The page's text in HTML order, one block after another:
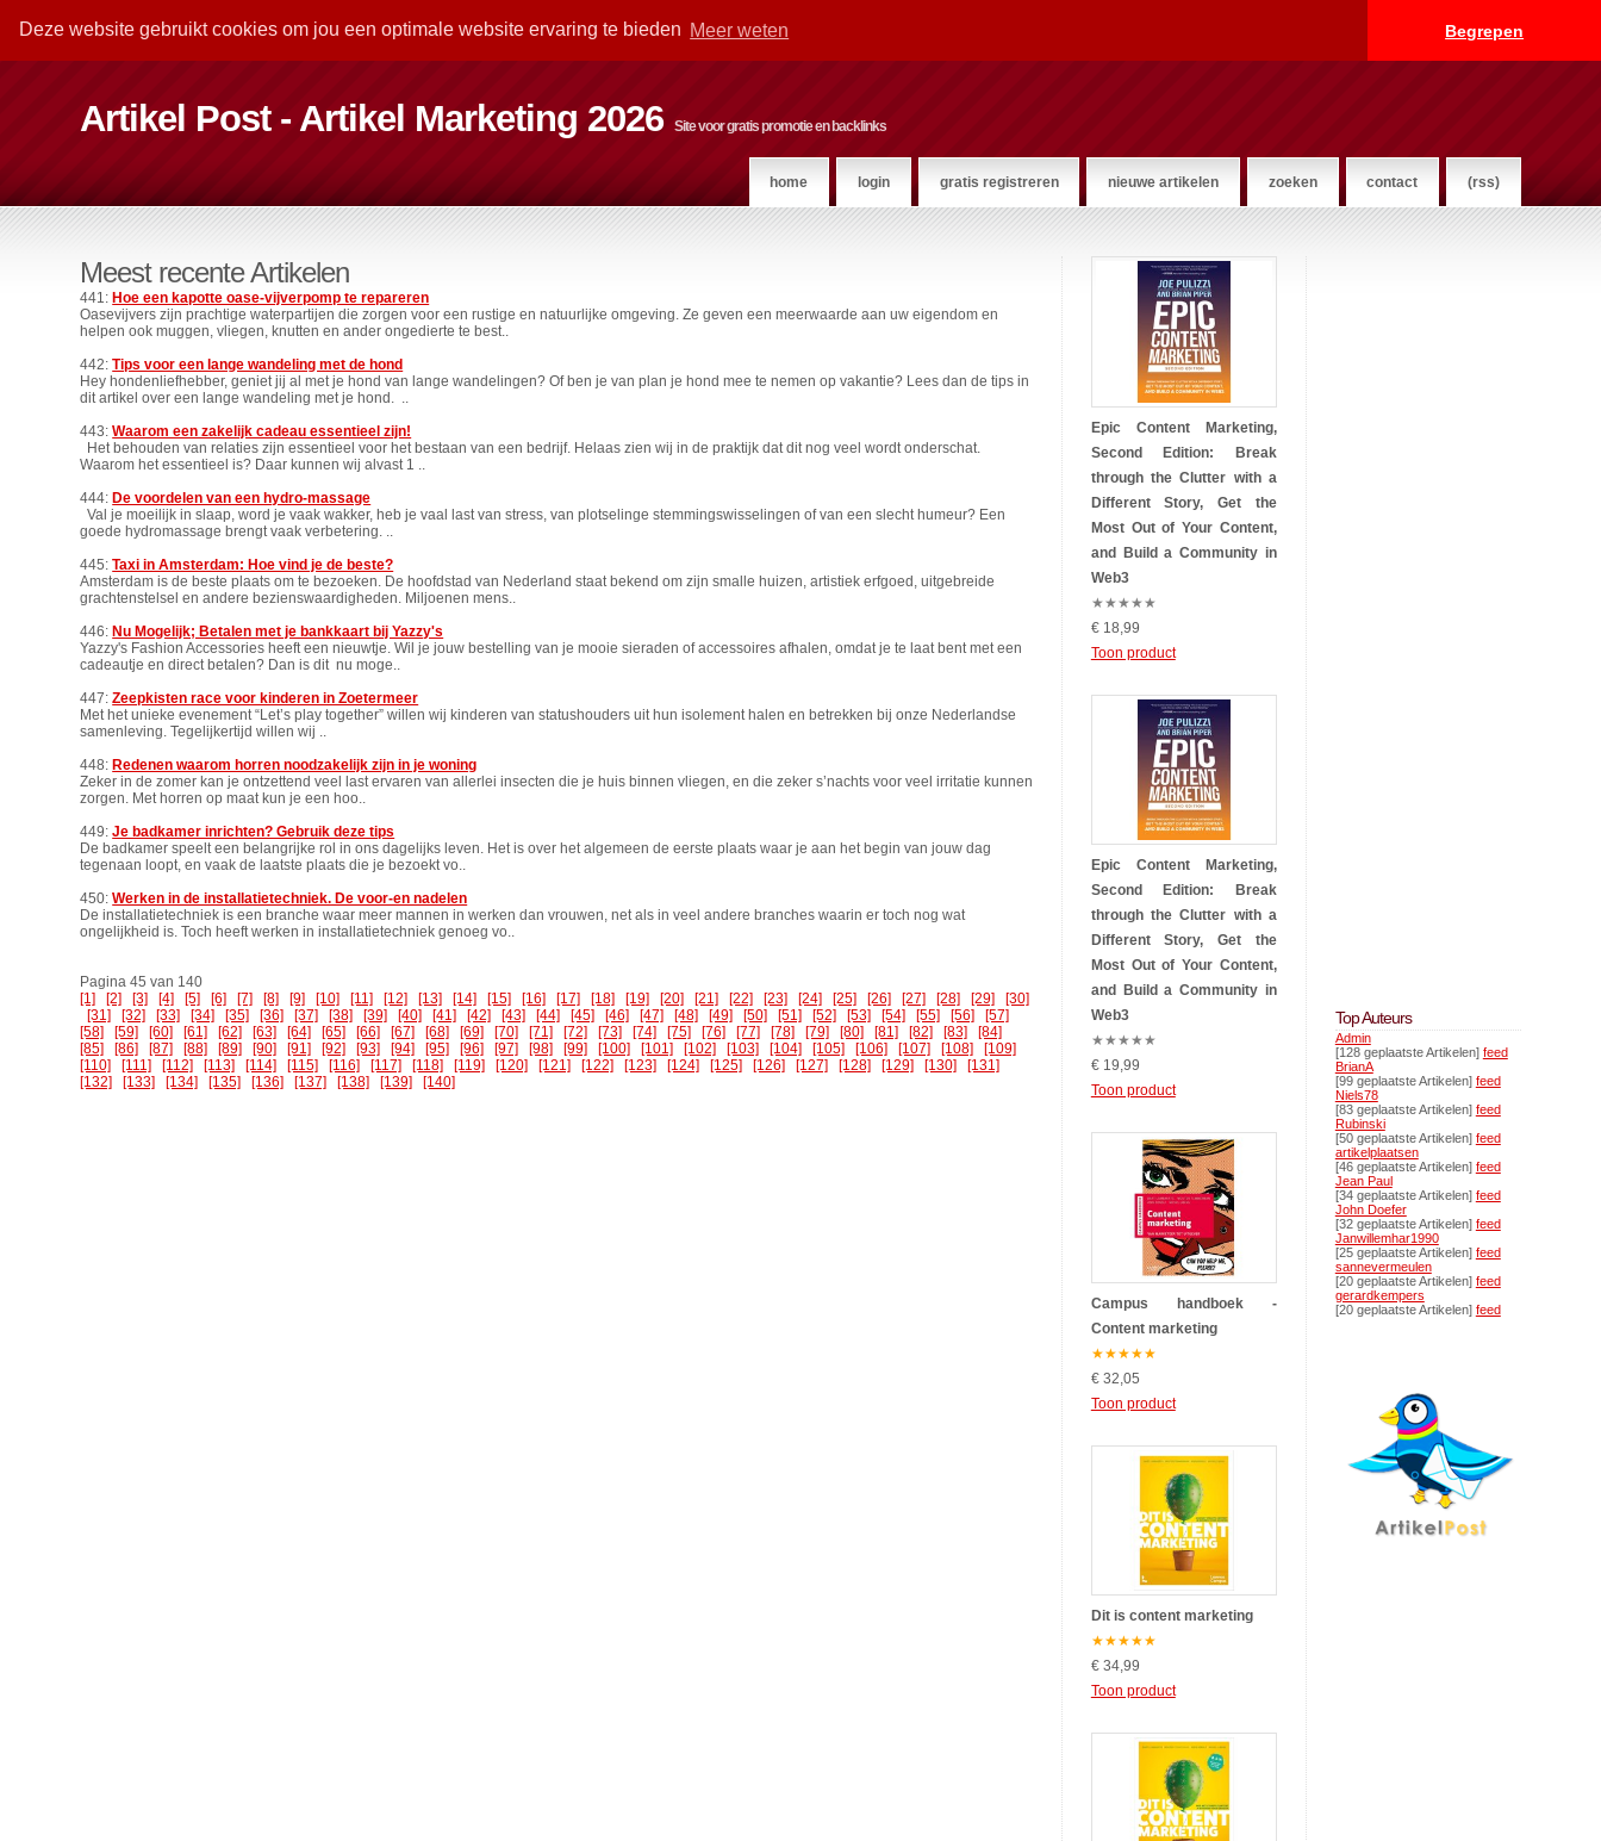
Deze website gebruikt cookies om jou een optimale website ervaring te bieden Meer weten Begrepen
Artikel Post - Artikel Marketing 2026 Site voor gratis promotie en backlinks
home login gratis registreren nieuwe artikelen zoeken contact (rss)
Meest recente Artikelen
441: Hoe een kapotte oase-vijverpomp te repareren
Oasevijvers zijn prachtige waterpartijen die zorgen voor een rustige en natuurlijke omgeving. Ze geven een meerwaarde aan uw eigendom en
helpen ook muggen, vliegen, knutten en ander ongedierte te best..
442:Tips voor een lange wandeling met de hond
Hey hondenliefhebber, geniet jij al met je hond van lange wandelingen? Of ben je van plan je hond mee te nemen op vakantie? Lees dan de tips in
dit artikel over een lange wandeling met je hond. ..
443:Waarom een zakelijk cadeau essentieel zijn!
Het behouden van relaties zijn essentieel voor het bestaan van een bedrijf. Helaas zien wij in de praktijk dat dit nog veel wordt onderschat.
Waarom het essentieel is? Daar kunnen wij alvast 1 ..
444: De voordelen van een hydro-massage
Val je moeilijk in slaap, word je vaak wakker, heb je vaal last van stress, van plotselinge stemmingswisselingen of van een slecht humeur? Een
goede hydromassage brengt vaak verbetering. ..
445:Taxi in Amsterdam: Hoe vind je de beste?
Amsterdam is de beste plaats om te bezoeken. De hoofdstad van Nederland staat bekend om zijn smalle huizen, artistiek erfgoed, uitgebreide
grachtenstelsel en andere bezienswaardigheden. Miljoenen mens..
446: Nu Mogelijk; Betalen met je bankkaart bij Yazzy's
Yazzy's Fashion Accessories heeft een nieuwtje. Wil je jouw bestelling van je mooie sieraden of accessoires afhalen, omdat je te laat bent met een
cadeautje en direct betalen? Dan is dit nu moge..
447:Zeepkisten race voor kinderen in Zoetermeer
Met het unieke evenement “Let’s play together” willen wij kinderen van statushouders uit hun isolement halen en betrekken bij onze Nederlandse
samenleving. Tegelijkertijd willen wij ..
448: Redenen waarom horren noodzakelijk zijn in je woning
Zeker in de zomer kan je ontzettend veel last ervaren van allerlei insecten die je huis binnen vliegen, en die zeker s’nachts voor veel irritatie kunnen
zorgen. Met horren op maat kun je een hoo..
449:Je badkamer inrichten? Gebruik deze tips
De badkamer speelt een belangrijke rol in ons dagelijks leven. Het is over het algemeen de eerste plaats waar je aan het begin van jouw dag
tegenaan loopt, en vaak de laatste plaats die je bezoekt vo..
450:Werken in de installatietechniek. De voor-en nadelen
De installatietechniek is een branche waar meer mannen in werken dan vrouwen, net als in veel andere branches waarin er toch nog wat
ongelijkheid is. Toch heeft werken in installatietechniek genoeg vo..
Pagina 45 van 140
[1]
[2] [3] [4] [5] [6] [7] [8] [9] [10] [11] [12] [13] [14] [15] [16] [17] [18] [19] [20] [21] [22] [23] [24] [25] [26] [27] [28] [29]
[30]
[31]
[32] [33] [34] [35] [36] [37] [38] [39] [40] [41] [42] [43] [44] [45] [46] [47] [48] [49] [50] [51] [52] [53] [54] [55] [56]
[57]
[58]
[59] [60] [61] [62] [63] [64] [65] [66] [67] [68] [69] [70] [71] [72] [73] [74] [75] [76] [77] [78] [79] [80] [81] [82] [83]
[84]
[85]
[86] [87] [88] [89] [90] [91] [92] [93] [94] [95] [96] [97] [98] [99] [100] [101] [102] [103] [104] [105] [106] [107] [108]
[109]
[110]
[111] [112] [113] [114] [115] [116] [117] [118] [119] [120] [121] [122] [123] [124] [125] [126] [127] [128] [129] [130]
[131]
[132]
[133] [134] [135] [136] [137] [138] [139] [140]
Epic Content Marketing,
Second Edition: Break
through the Clutter with a
Different Story, Get the
Most Out of Your Content,
and Build a Community in
Web3
★★★★★
€ 18,99
Toon product
Epic Content Marketing,
Second Edition: Break
through the Clutter with a
Different Story, Get the
Most Out of Your Content,
and Build a Community in
Web3
★★★★★
€ 19,99
Toon product
Campus handboek -
Content marketing
★★★★★
€ 32,05
Toon product
Dit is content marketing
★★★★★
€ 34,99
Toon product
Top Auteurs
Admin
[128 geplaatste Artikelen] feed
BrianA
[99 geplaatste Artikelen] feed
Niels78
[83 geplaatste Artikelen] feed
Rubinski
[50 geplaatste Artikelen] feed
artikelplaatsen
[46 geplaatste Artikelen] feed
Jean Paul
[34 geplaatste Artikelen] feed
John Doefer
[32 geplaatste Artikelen] feed
Janwillemhar1990
[25 geplaatste Artikelen] feed
sannevermeulen
[20 geplaatste Artikelen] feed
gerardkempers
[20 geplaatste Artikelen] feed